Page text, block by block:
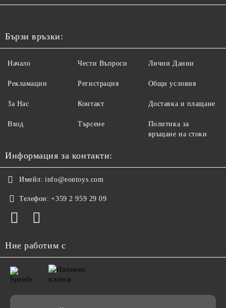
Бързи връзки:
Начало
Рекламации
За Нас
Вход
Чести Въпроси
Регистрация
Контакт
Търсене
Лични Данни
Общи условия
Доставка и плащане
Политика за
връщане на стоки
Информация за контакти:
Имейл: info@eontoys.com
Телефон: +359 2 959 29 09
Ние работим с